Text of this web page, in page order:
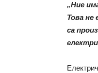
„Ние
Това
са